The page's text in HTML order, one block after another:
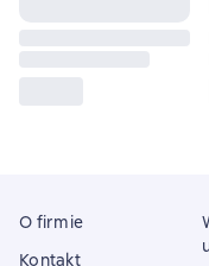
O firmie
Kontakt